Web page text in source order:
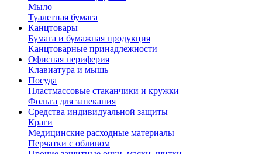
Мыло
Туалетная бумага
Канцтовары
Бумага и бумажная продукция
Канцтоварные принадлежности
Офисная периферия
Клавиатура и мышь
Посуда
Пластмассовые стаканчики и кружки
Фольга для запекания
Средства индивидуальной защиты
Краги
Медицинские расходные материалы
Перчатки с обливом